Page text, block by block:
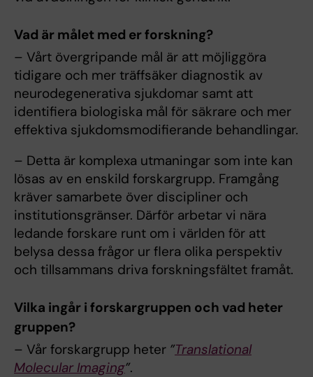
Vad är målet med er forskning?
– Vårt övergripande mål är att möjliggöra
tidigare och mer träffsäker diagnostik av
neurodegenerativa sjukdomar samt att
identifiera biologiska mål för säkrare och mer
effektiva sjukdomsmodifierande behandlingar.
– Detta är komplexa utmaningar som inte kan
lösas av en enskild forskargrupp. Framgång
kräver samarbete över discipliner och
institutionsgränser. Därför arbetar vi nära
ledande forskare runt om i världen för att
belysa dessa frågor ur flera olika perspektiv
och tillsammans driva forskningsfältet framåt.
Vilka ingår i forskargruppen och vad heter
gruppen?
– Vår forskargrupp heter ”Translational
Molecular Imaging”.